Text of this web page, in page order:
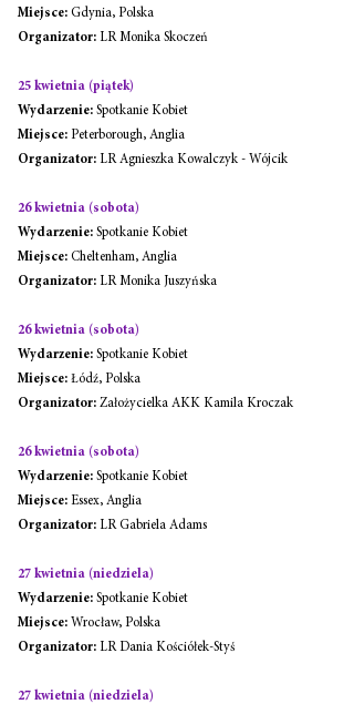
Miejsce: Gdynia, Polska
Organizator: LR Monika Skoczeń
25 kwietnia (piątek)
Wydarzenie: Spotkanie Kobiet
Miejsce: Peterborough, Anglia
Organizator: LR Agnieszka Kowalczyk - Wójcik
26 kwietnia (sobota)
Wydarzenie: Spotkanie Kobiet
Miejsce: Cheltenham, Anglia
Organizator: LR Monika Juszyńska
26 kwietnia (sobota)
Wydarzenie: Spotkanie Kobiet
Miejsce: Łódź, Polska
Organizator: Założycielka AKK Kamila Kroczak
26 kwietnia (sobota)
Wydarzenie: Spotkanie Kobiet
Miejsce: Essex, Anglia
Organizator: LR Gabriela Adams
27 kwietnia (niedziela)
Wydarzenie: Spotkanie Kobiet
Miejsce: Wrocław, Polska
Organizator: LR Dania Kościółek-Styś
27 kwietnia (niedziela)